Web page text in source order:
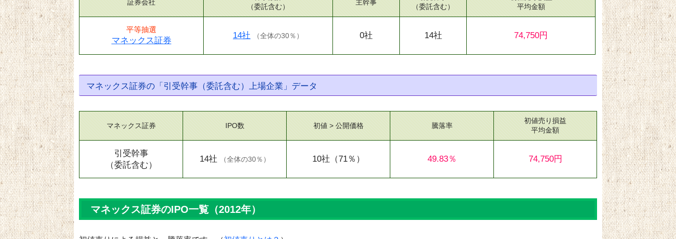
証券会社
平等抽選
マネックス証券
（委託含む）
14社 （全体の30％ ）
主幹事
0社
（委託含む）
14社
平均金額
74,750円
マネックス証券の「引受幹事（委託含む）上場企業」データ
マネックス証券
引受幹事
（委託含む）
IPO数
14社 （全体の30％ ）
初値 > 公開価格
10社 （71％）
騰落率
49.83％
初値売り損益
平均金額
74,750円
マネックス証券のIPO一覧（2012年）